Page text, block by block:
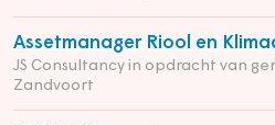
Assetmanager Riool en
JS Consultancy in opdracht van
Zandvoort